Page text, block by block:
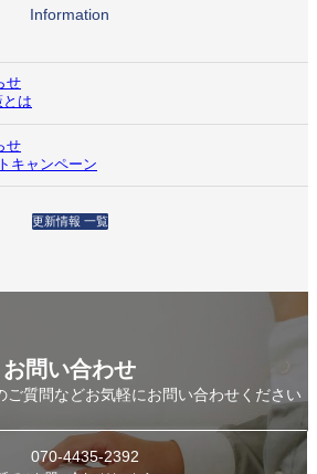
Information
せ
は
せ
キャンペーン
更新情報 一覧
お問い合わせ
ご質問などお気軽にお問い合わせください
070-4435-2392